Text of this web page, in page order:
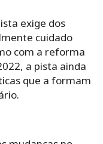
exige dos
cuidado
com a reforma
a pista ainda
que a formam